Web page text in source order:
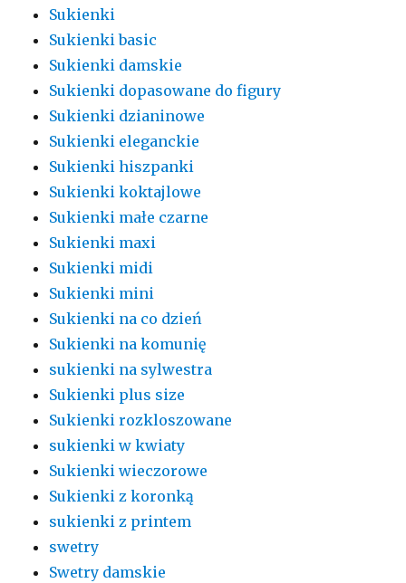
Sukienki
Sukienki basic
Sukienki damskie
Sukienki dopasowane do figury
Sukienki dzianinowe
Sukienki eleganckie
Sukienki hiszpanki
Sukienki koktajlowe
Sukienki małe czarne
Sukienki maxi
Sukienki midi
Sukienki mini
Sukienki na co dzień
Sukienki na komunię
sukienki na sylwestra
Sukienki plus size
Sukienki rozkloszowane
sukienki w kwiaty
Sukienki wieczorowe
Sukienki z koronką
sukienki z printem
swetry
Swetry damskie